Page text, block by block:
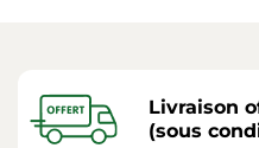
Livraison
(sous